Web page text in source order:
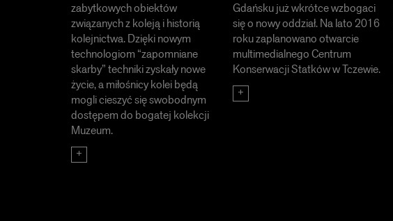
zabytkowych obiektów
związanych z koleją i historią
kolejnictwa. Dzięki nowym
technologiom “zapomniane
skarby” techniki zyskały nowe
życie, a miłośnicy kolei będą
mogli cieszyć się swobodnym
dostępem do bogatej kolekcji
Muzeum.
Gdańsku już wkrótce wzbogaci
się o nowy oddział. Na lato 2016
roku zaplanowano otwarcie
multimedialnego Centrum
Konserwacji Statków w Tczewie.